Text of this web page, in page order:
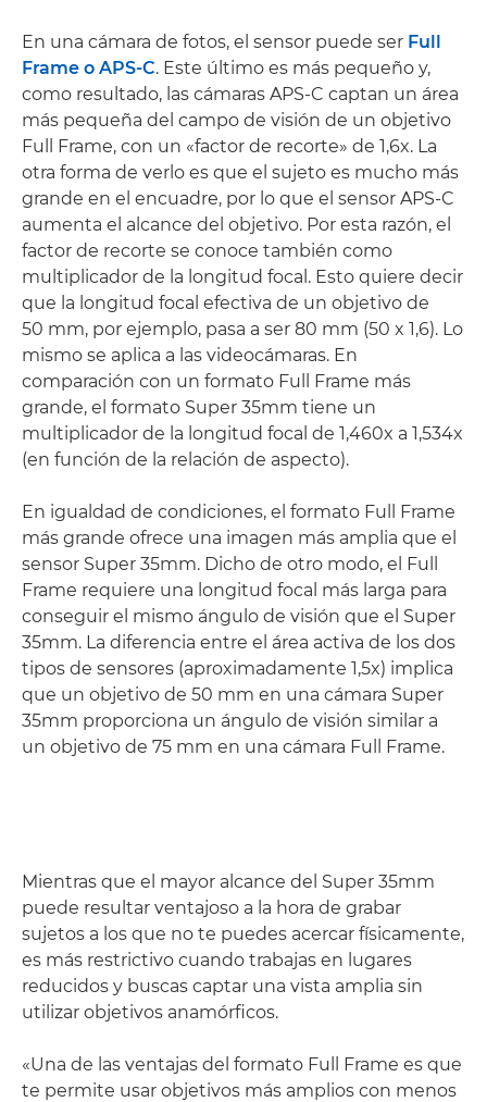
En una cámara de fotos, el sensor puede ser Full
Frame o APS-C. Este último es más pequeño y,
como resultado, las cámaras APS-C captan un área
más pequeña del campo de visión de un objetivo
Full Frame, con un «factor de recorte» de 1,6x. La
otra forma de verlo es que el sujeto es mucho más
grande en el encuadre, por lo que el sensor APS-C
aumenta el alcance del objetivo. Por esta razón, el
factor de recorte se conoce también como
multiplicador de la longitud focal. Esto quiere decir
que la longitud focal efectiva de un objetivo de
50 mm, por ejemplo, pasa a ser 80 mm (50 x 1,6). Lo
mismo se aplica a las videocámaras. En
comparación con un formato Full Frame más
grande, el formato Super 35mm tiene un
multiplicador de la longitud focal de 1,460x a 1,534x
(en función de la relación de aspecto).
En igualdad de condiciones, el formato Full Frame
más grande ofrece una imagen más amplia que el
sensor Super 35mm. Dicho de otro modo, el Full
Frame requiere una longitud focal más larga para
conseguir el mismo ángulo de visión que el Super
35mm. La diferencia entre el área activa de los dos
tipos de sensores (aproximadamente 1,5x) implica
que un objetivo de 50 mm en una cámara Super
35mm proporciona un ángulo de visión similar a
un objetivo de 75 mm en una cámara Full Frame.
Mientras que el mayor alcance del Super 35mm
puede resultar ventajoso a la hora de grabar
sujetos a los que no te puedes acercar físicamente,
es más restrictivo cuando trabajas en lugares
reducidos y buscas captar una vista amplia sin
utilizar objetivos anamórficos.
«Una de las ventajas del formato Full Frame es que
te permite usar objetivos más amplios con menos